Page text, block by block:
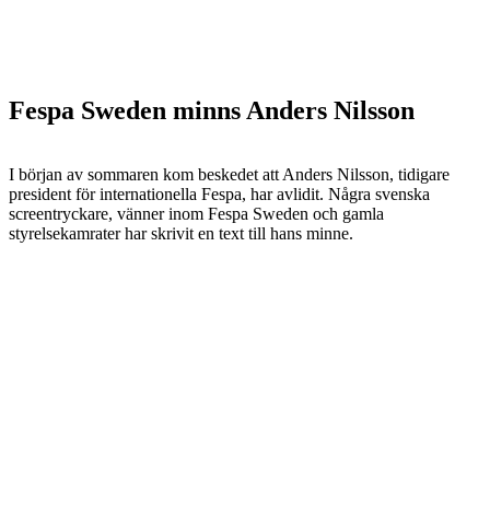
Fespa Sweden minns Anders Nilsson
I början av sommaren kom beskedet att Anders Nilsson, tidigare
president för internationella Fespa, har avlidit. Några svenska
screentryckare, vänner inom Fespa Sweden och gamla
styrelsekamrater har skrivit en text till hans minne.